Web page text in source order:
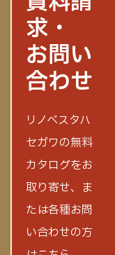
求・
お問い
合わせ
リノベスタハ
セガワの無料
カタログをお
取り寄せ、 ま
たは各種お問
い合わせの方